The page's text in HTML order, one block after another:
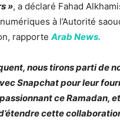
», a déclaré Fahad
à l’Autorité
rapporteArab News.
nous tirons parti de
Snapchat pour leur
ce Ramadan,
cette